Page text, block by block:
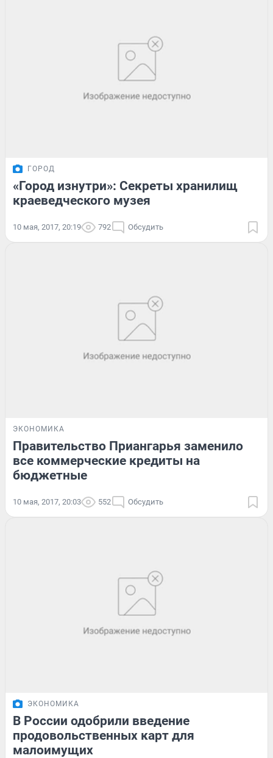
ГОРОД
«Город изнутри»: Секреты хранилищ
краеведческого музея
10 мая, 2017, 20:19 792 Обсудить
ЭКОНОМИКА
Правительство Приангарья заменило
все коммерческие кредиты на
бюджетные
10 мая, 2017, 20:03 552 Обсудить
ЭКОНОМИКА
В России одобрили введение
продовольственных карт для
малоимущих